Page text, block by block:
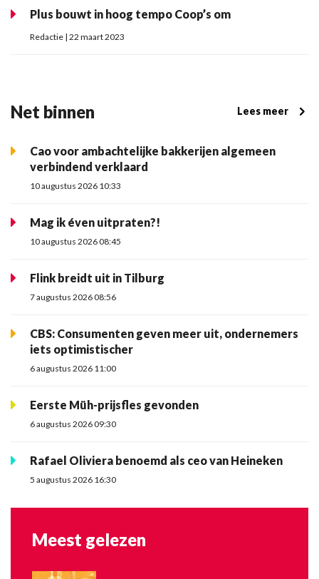
Plus bouwt in hoog tempo Coop’s om
Redactie | 22 maart 2023
Net binnen Lees meer
Cao voor ambachtelijke bakkerijen algemeen
verbindend verklaard
10 augustus 2026 10:33
Mag ik éven uitpraten?!
10 augustus 2026 08:45
Flink breidt uit in Tilburg
7 augustus 2026 08:56
CBS: Consumenten geven meer uit, ondernemers
iets optimistischer
6 augustus 2026 11:00
Eerste Müh-prijsfles gevonden
6 augustus 2026 09:30
Rafael Oliviera benoemd als ceo van Heineken
5 augustus 2026 16:30
Meest gelezen